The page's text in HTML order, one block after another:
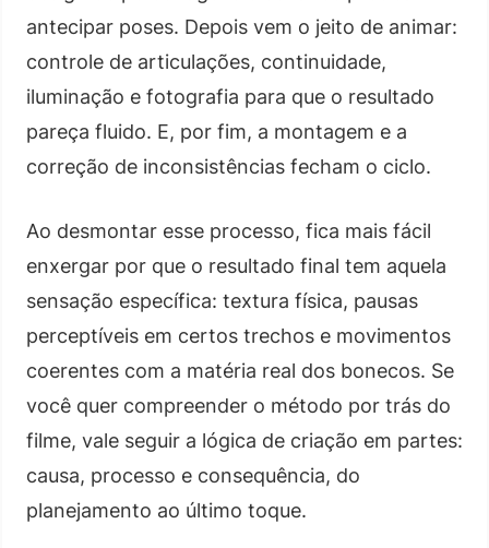
antecipar poses. Depois vem o jeito de animar:
controle de articulações, continuidade,
iluminação e fotografia para que o resultado
pareça fluido. E, por fim, a montagem e a
correção de inconsistências fecham o ciclo.
Ao desmontar esse processo, fica mais fácil
enxergar por que o resultado final tem aquela
sensação específica: textura física, pausas
perceptíveis em certos trechos e movimentos
coerentes com a matéria real dos bonecos. Se
você quer compreender o método por trás do
filme, vale seguir a lógica de criação em partes:
causa, processo e consequência, do
planejamento ao último toque.